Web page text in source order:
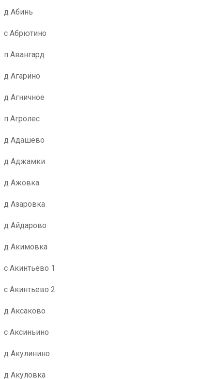
д Абинь
с Абрютино
п Авангард
д Агарино
д Агничное
п Агролес
д Адашево
д Аджамки
д Ажовка
д Азаровка
д Айдарово
д Акимовка
с Акинтьево 1
с Акинтьево 2
д Аксаково
с Аксиньино
д Акулинино
д Акуловка